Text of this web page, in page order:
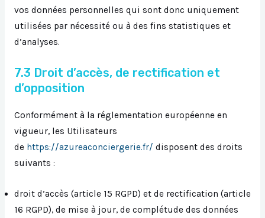
vos données personnelles qui sont donc uniquement
utilisées par nécessité ou à des fins statistiques et
d’analyses.
7.3 Droit d’accès, de rectification et
d’opposition
Conformément à la réglementation européenne en
vigueur, les Utilisateurs
de https://azureaconciergerie.fr/ disposent des droits
suivants :
droit d’accès (article 15 RGPD) et de rectification (article
16 RGPD), de mise à jour, de complétude des données